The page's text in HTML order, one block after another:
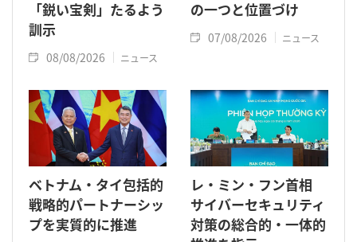
「鋭い宝剣」たるよう
訓示
08/08/2026 ニュース
の一つと位置づけ
07/08/2026 ニュース
ベトナム・タイ包括的
戦略的パートナーシッ
プを実質的に推進
レ・ミン・フン首相
サイバーセキュリティ
対策の総合的・一体的